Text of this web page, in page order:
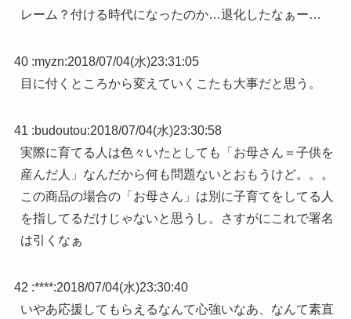
レーム？付ける時代になったのか…退化したなぁー…
40 :myzn:2018/07/04(水)23:31:05
目に付くところから変えていくこたも大事だと思う。
41 :budoutou:2018/07/04(水)23:30:58
実際に育てる人は色々いたとしても「お母さん＝子供を
産んだ人」なんだから何も問題ないとおもうけど。。。
この商品の場合の「お母さん」は別に子育てをしてる人
を指してるだけじゃないと思うし。さすがにこれで署名
は引くなぁ
42 :****:2018/07/04(水)23:30:40
いやあ応援してもらえるなんて心強いなあ、なんて素直